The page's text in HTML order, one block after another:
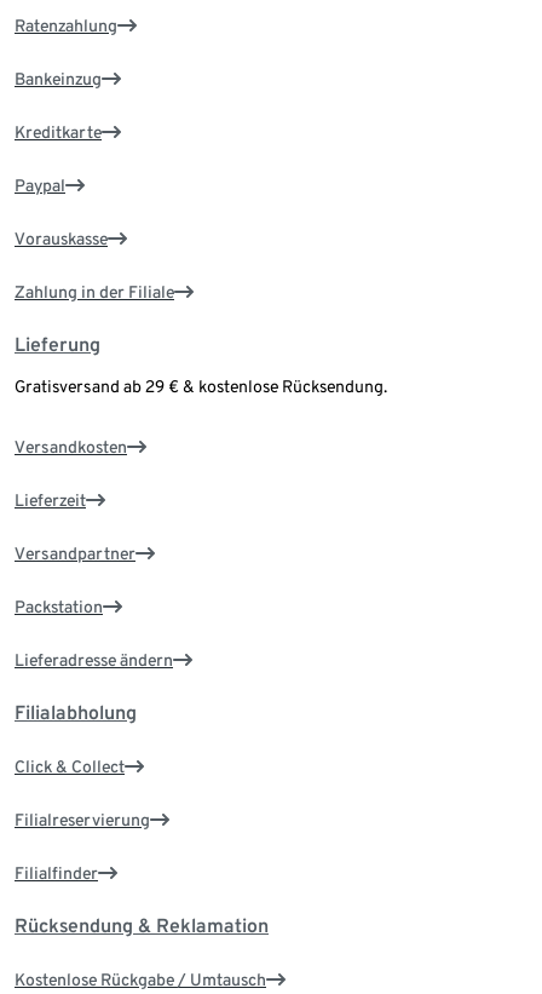
Ratenzahlung
Bankeinzug
Kreditkarte
Paypal
Vorauskasse
Zahlung in der Filiale
Lieferung
Gratisversand ab 29 € & kostenlose Rücksendung.
Versandkosten
Lieferzeit
Versandpartner
Packstation
Lieferadresse ändern
Filialabholung
Click & Collect
Filialreservierung
Filialfinder
Rücksendung & Reklamation
Kostenlose Rückgabe / Umtausch